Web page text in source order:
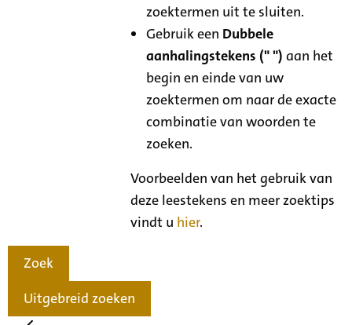
zoektermen uit te sluiten.
Gebruik een Dubbele
aanhalingstekens (" ") aan het
begin en einde van uw
zoektermen om naar de exacte
combinatie van woorden te
zoeken.
Voorbeelden van het gebruik van
deze leestekens en meer zoektips
vindt u hier.
Zoek
Uitgebreid zoeken